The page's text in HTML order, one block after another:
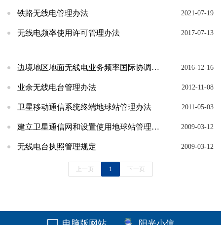
铁路无线电管理办法 2021-07-19
无线电频率使用许可管理办法 2017-07-13
边境地区地面无线电业务频率国际协调规定 2016-12-16
业余无线电台管理办法 2012-11-08
卫星移动通信系统终端地球站管理办法 2011-05-03
建立卫星通信网和设置使用地球站管理规定 2009-03-12
无线电台执照管理规定 2009-03-12
上一页 1 下一页